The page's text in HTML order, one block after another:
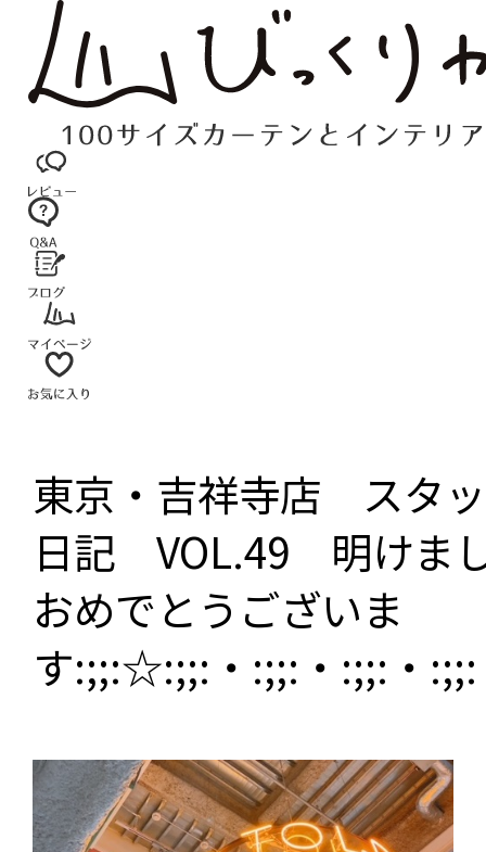
東京・吉祥寺店 スタ
日記 VOL.49 明けま
おめでとうございま
す:;;:☆:;;:・:;;:・:;;:・